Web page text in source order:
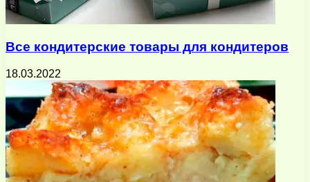
Все кондитерские товары для кондитеров
18.03.2022